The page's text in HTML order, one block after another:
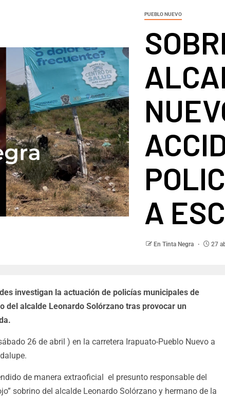
PUEBLO NUEVO
A
En Tinta Negra 27
investigan la actuación de policías municipales de
del alcalde Leonardo Solórzano tras provocar un
26 de abril ) en la carretera Irapuato-Pueblo Nuevo a
de manera extraoficial el presunto responsable del
sobrino del alcalde Leonardo Solórzano y hermano de la